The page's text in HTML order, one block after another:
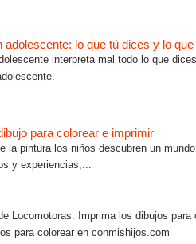
lo que tú dices y lo que
interpreta mal todo lo que
para colorear e imprimir
la pintura los niños descubren un
y experiencias,...
Locomotoras. Imprima los dibujos
para colorear en conmishijos.com